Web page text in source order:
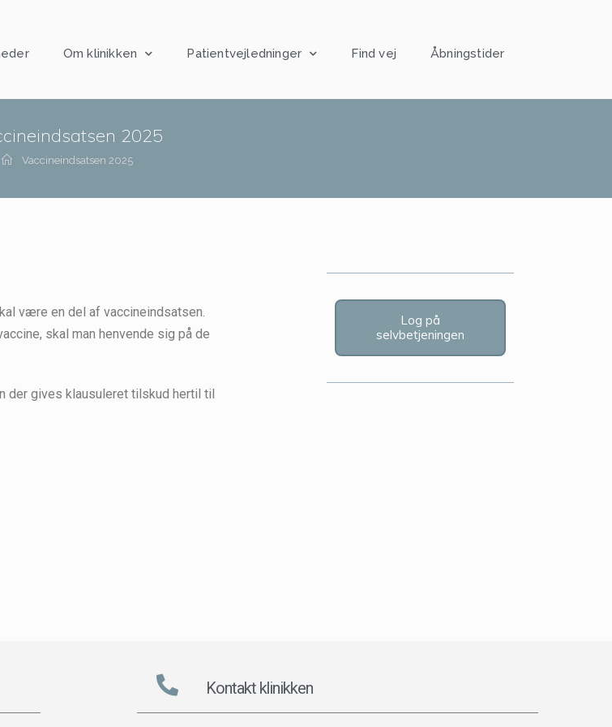
Om klinikken Patientvejledninger Find vej Åbningstider
2025
Vaccineindsatsen 2025
være en del af vaccineindsatsen.
skal man henvende sig på de
der gives klausuleret tilskud hertil til
Log på
selvbetjeningen
Kontakt klinikken